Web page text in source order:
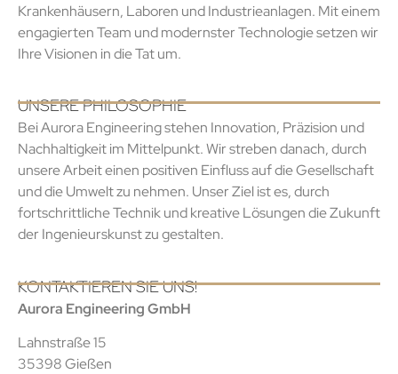
Krankenhäusern, Laboren und Industrieanlagen. Mit einem
engagierten Team und modernster Technologie setzen wir
Ihre Visionen in die Tat um.
UNSERE PHILOSOPHIE
Bei Aurora Engineering stehen Innovation, Präzision und
Nachhaltigkeit im Mittelpunkt. Wir streben danach, durch
unsere Arbeit einen positiven Einfluss auf die Gesellschaft
und die Umwelt zu nehmen. Unser Ziel ist es, durch
fortschrittliche Technik und kreative Lösungen die Zukunft
der Ingenieurskunst zu gestalten.
KONTAKTIEREN SIE UNS!
Aurora Engineering GmbH
Lahnstraße 15
35398 Gießen